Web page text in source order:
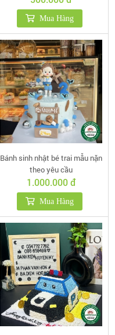
Mua Hàng
Bánh sinh nhật bé trai mẫu nặn
theo yêu cầu
1.000.000 đ
Mua Hàng